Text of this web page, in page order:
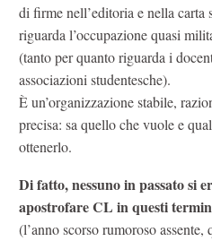
di firme nell’editoria e nella carta
riguarda l’occupazione quasi
(tanto per quanto riguarda i
associazioni studentesche).
È un’organizzazione stabile,
precisa: sa quello che vuole e
ottenerlo.
Di fatto, nessuno in passato si
apostrofare CL in questi
(l’anno scorso rumoroso